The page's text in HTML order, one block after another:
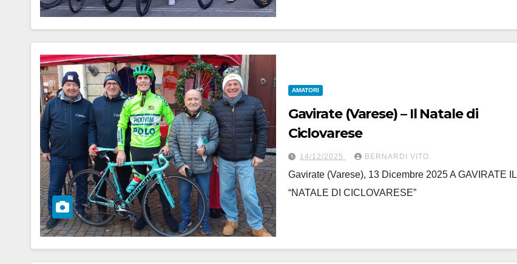
AMATORI
Gavirate (Varese) – Il Natale di
Ciclovarese
14/12/2025 BERNARDI VITO
Gavirate (Varese), 13 Dicembre 2025 A GAVIRATE IL
“NATALE DI CICLOVARESE”